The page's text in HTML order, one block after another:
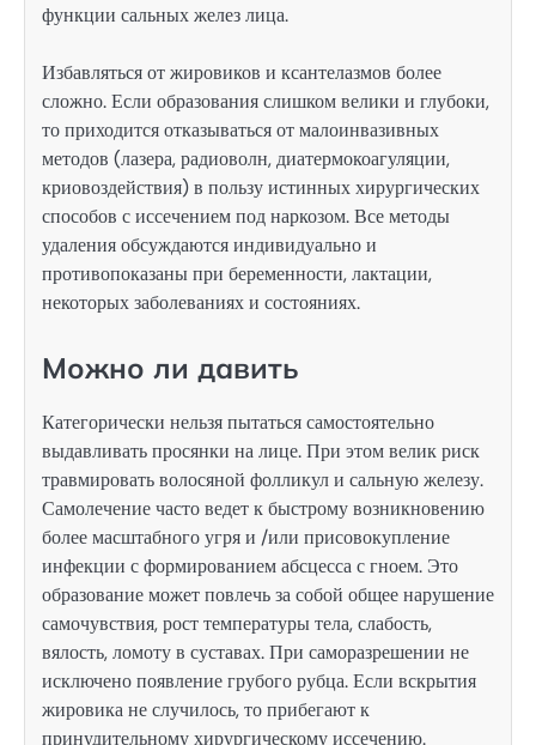
функции сальных желез лица.
Избавляться от жировиков и ксантелазмов более
сложно. Если образования слишком велики и глубоки,
то приходится отказываться от малоинвазивных
методов (лазера, радиоволн, диатермокоагуляции,
криовоздействия) в пользу истинных хирургических
способов с иссечением под наркозом. Все методы
удаления обсуждаются индивидуально и
противопоказаны при беременности, лактации,
некоторых заболеваниях и состояниях.
Можно ли давить
Категорически нельзя пытаться самостоятельно
выдавливать просянки на лице. При этом велик риск
травмировать волосяной фолликул и сальную железу.
Самолечение часто ведет к быстрому возникновению
более масштабного угря и /или присовокупление
инфекции с формированием абсцесса с гноем. Это
образование может повлечь за собой общее нарушение
самочувствия, рост температуры тела, слабость,
вялость, ломоту в суставах. При саморазрешении не
исключено появление грубого рубца. Если вскрытия
жировика не случилось, то прибегают к
принудительному хирургическому иссечению.